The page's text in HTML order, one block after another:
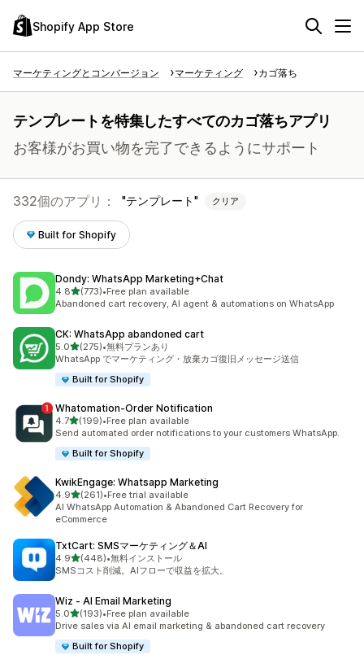
Shopify App Store
マーケティングとコンバージョン マーケティング カゴ落ち
テンプレートを特集したすべてのカゴ落ちアプリ
お客様がお買い物を完了できるようにサポート
332個のアプリ： テンプレート クリア
Built for Shopify
Dondy: WhatsApp Marketing+Chat
4.85つ星中
(773)
合計レビュー数：773件
•Free plan available
Abandoned cart recovery, AI agent & automations on WhatsApp
CK: WhatsApp abandoned cart
5.05つ星中
(275)
合計レビュー数：275件
•無料プランあり
WhatsApp でマーケティング・放棄カゴ復旧メッセージ送信
Built for Shopify
Whatomation‑Order Notification
4.75つ星中
(199)
合計レビュー数：199件
•Free plan available
Send automated order notifications to your customers WhatsApp.
Built for Shopify
KwikEngage: Whatsapp Marketing
4.95つ星中
(261)
合計レビュー数：261件
•Free trial available
AI WhatsApp Automation & Abandoned Cart Recovery for
eCommerce
TxtCart: SMSマーケティング＆AI
4.95つ星中
(448)
合計レビュー数：448件
•無料インストール
SMSコスト削減。AIフローで収益を拡大。
Wiz ‑ AI Email Marketing
5.05つ星中
(193)
合計レビュー数：193件
•Free plan available
Drive sales via AI email marketing & abandoned cart recovery
Built for Shopify